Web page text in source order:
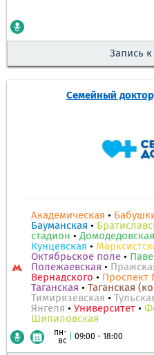
Запись к
Семейный
Академическая •
Бауманская •
стадион •Домодедовская
Кунцевская •
Октябрьское поле •
Полежаевская •
Вернадского • Проспект
Таганская • Таганская
Тимирязевская •
Янгеля • Университет •
Шипиловская
пн-
вс
09:00 - 18:00